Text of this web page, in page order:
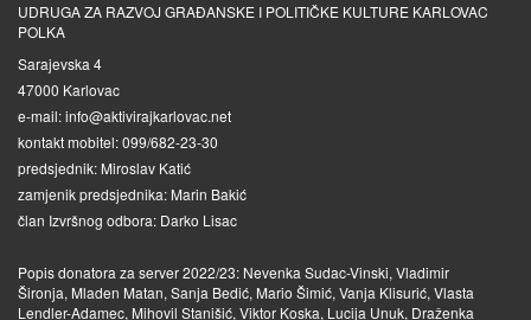
UDRUGA ZA RAZVOJ GRAĐANSKE I POLITIČKE KULTURE KARLOVAC
POLKA
Sarajevska 4
47000 Karlovac
e-mail: info@aktivirajkarlovac.net
kontakt mobitel: 099/682-23-30
predsjednik: Miroslav Katić
zamjenik predsjednika: Marin Bakić
član Izvršnog odbora: Darko Lisac
Popis donatora za server 2022/23: Nevenka Sudac-Vinski, Vladimir
Šironja, Mladen Matan, Sanja Bedić, Mario Šimić, Vanja Klisurić, Vlasta
Lendler-Adamec, Mihovil Stanišić, Viktor Koska, Lucija Unuk, Draženka